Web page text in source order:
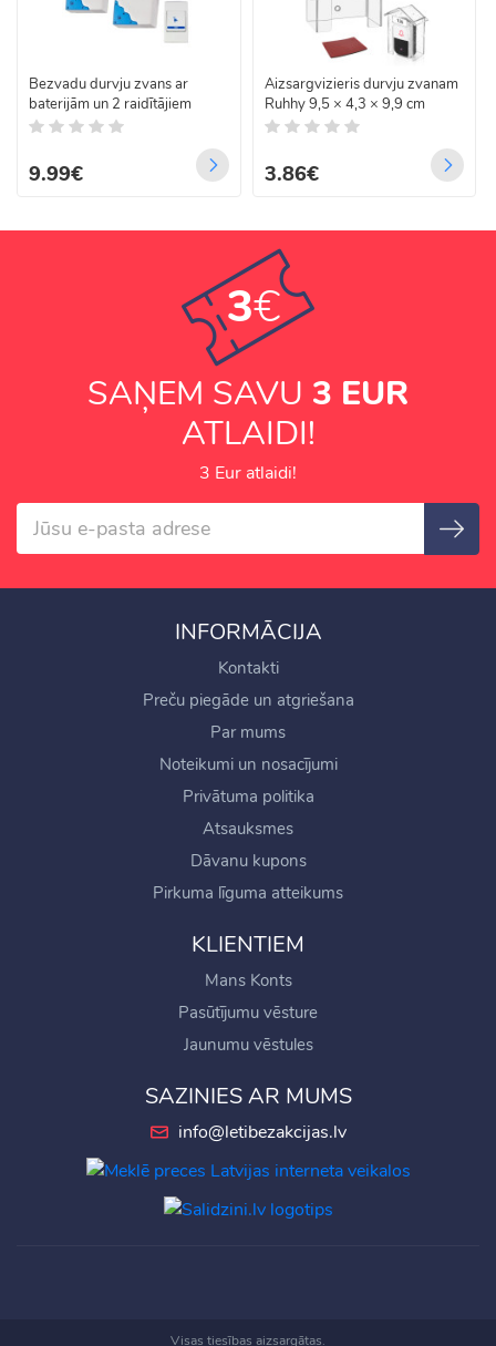
Bezvadu durvju zvans ar
baterijām un 2 raidītājiem
9.99€
Aizsargvizieris durvju zvanam
Ruhhy 9,5 × 4,3 × 9,9 cm
3.86€
3€
SAŅEM SAVU 3 EUR
ATLAIDI!
3 Eur atlaidi!
INFORMĀCIJA
Kontakti
Preču piegāde un atgriešana
Par mums
Noteikumi un nosacījumi
Privātuma politika
Atsauksmes
Dāvanu kupons
Pirkuma līguma atteikums
KLIENTIEM
Mans Konts
Pasūtījumu vēsture
Jaunumu vēstules
SAZINIES AR MUMS
info@letibezakcijas.lv
Visas tiesības aizsargātas.